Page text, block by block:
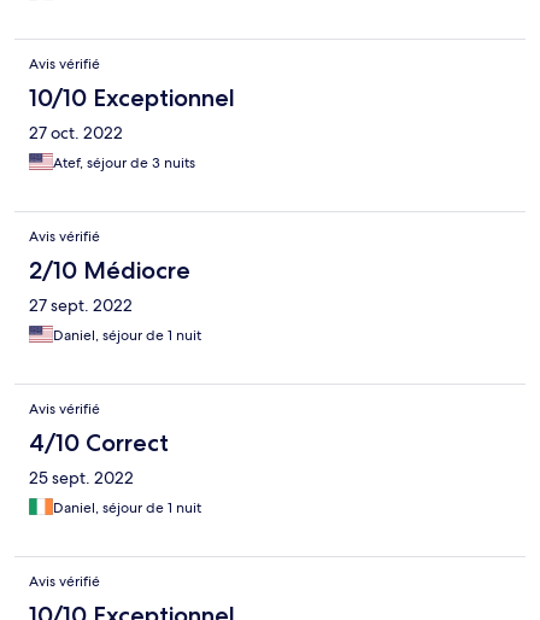
Avis vérifié
10/10 Exceptionnel
27 oct. 2022
Atef, séjour de 3 nuits
Avis vérifié
2/10 Médiocre
27 sept. 2022
Daniel, séjour de 1 nuit
Avis vérifié
4/10 Correct
25 sept. 2022
Daniel, séjour de 1 nuit
Avis vérifié